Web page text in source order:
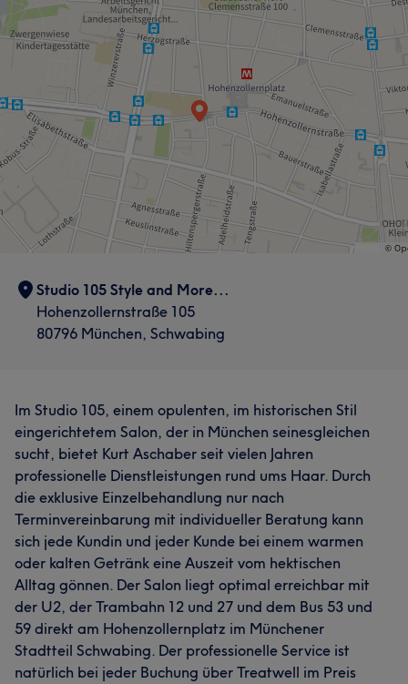
Studio 105 Style and More...
Hohenzollernstraße 105
80796 München, Schwabing
Im Studio 105, einem opulenten, im historischen Stil
eingerichtetem Salon, der in München seinesgleichen
sucht, bietet Kurt Aschaber seit vielen Jahren
professionelle Dienstleistungen rund ums Haar. Durch
die exklusive Einzelbehandlung nur nach
Terminvereinbarung mit individueller Beratung kann
sich jede Kundin und jeder Kunde bei einem warmen
oder kalten Getränk eine Auszeit vom hektischen
Alltag gönnen. Der Salon liegt optimal erreichbar mit
der U2, der Trambahn 12 und 27 und dem Bus 53 und
59 direkt am Hohenzollernplatz im Münchener
Stadtteil Schwabing. Der professionelle Service ist
natürlich bei jeder Buchung über Treatwell im Preis